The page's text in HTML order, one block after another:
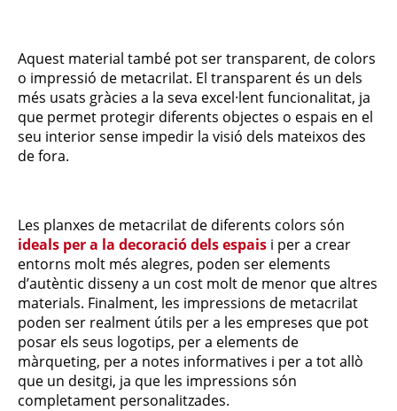
Aquest material també pot ser transparent, de colors
o impressió de metacrilat. El transparent és un dels
més usats gràcies a la seva excel·lent funcionalitat, ja
que permet protegir diferents objectes o espais en el
seu interior sense impedir la visió dels mateixos des
de fora.
Les planxes de metacrilat de diferents colors són
ideals per a la decoració dels espais i per a crear
entorns molt més alegres, poden ser elements
d’autèntic disseny a un cost molt de menor que altres
materials. Finalment, les impressions de metacrilat
poden ser realment útils per a les empreses que pot
posar els seus logotips, per a elements de
màrqueting, per a notes informatives i per a tot allò
que un desitgi, ja que les impressions són
completament personalitzades.